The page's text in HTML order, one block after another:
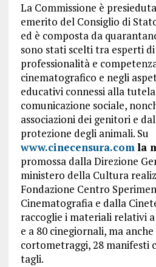
La Commissione è
emerito del Consiglio di
ed è composta da
sono stati scelti tra esperti
professionalità e
cinematografico e negli
educativi connessi alla
comunicazione sociale,
associazioni dei genitori e
protezione degli animali. Su
www.cinecensura.comla
promossa dalla Direzione
ministero della Cultura
Fondazione Centro
Cinematografia e dalla
raccoglie i materiali relativi
e a 80 cinegiornali, ma
cortometraggi, 28 manifesti
tagli.